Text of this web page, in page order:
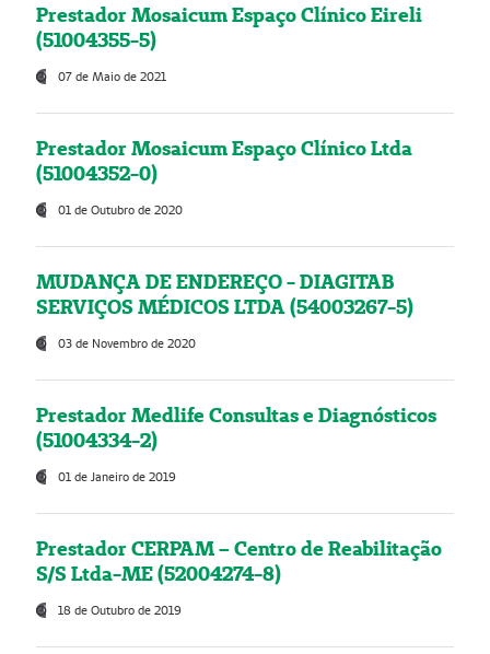
Prestador Mosaicum Espaço Clínico Eireli
(51004355-5)
07 de Maio de 2021
Prestador Mosaicum Espaço Clínico Ltda
(51004352-0)
01 de Outubro de 2020
MUDANÇA DE ENDEREÇO - DIAGITAB
SERVIÇOS MÉDICOS LTDA (54003267-5)
03 de Novembro de 2020
Prestador Medlife Consultas e Diagnósticos
(51004334-2)
01 de Janeiro de 2019
Prestador CERPAM – Centro de Reabilitação
S/S Ltda-ME (52004274-8)
18 de Outubro de 2019